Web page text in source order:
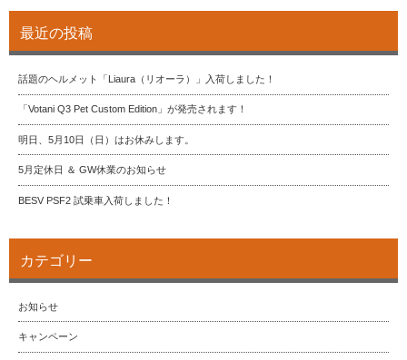
最近の投稿
話題のヘルメット「Liaura（リオーラ）」入荷しました！
「Votani Q3 Pet Custom Edition」が発売されます！
明日、5月10日（日）はお休みします。
5月定休日 ＆ GW休業のお知らせ
BESV PSF2 試乗車入荷しました！
カテゴリー
お知らせ
キャンペーン